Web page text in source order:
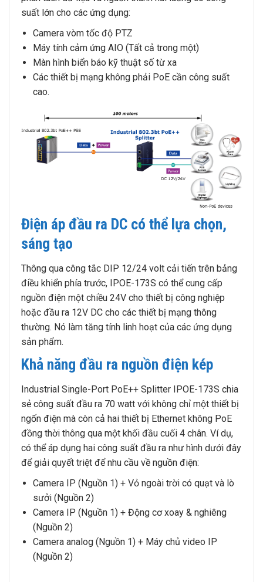
suất lớn cho các ứng dụng:
Camera vòm tốc độ PTZ
Máy tính cảm ứng AIO (Tất cả trong một)
Màn hình biển báo kỹ thuật số từ xa
Các thiết bị mạng không phải PoE cần công suất
cao.
Điện áp đầu ra DC có thể lựa chọn,
sáng tạo
Thông qua công tắc DIP 12/24 volt cải tiến trên bảng
điều khiển phía trước, IPOE-173S có thể cung cấp
nguồn điện một chiều 24V cho thiết bị công nghiệp
hoặc đầu ra 12V DC cho các thiết bị mạng thông
thường. Nó làm tăng tính linh hoạt của các ứng dụng
sản phẩm.
Khả năng đầu ra nguồn điện kép
Industrial Single-Port PoE++ Splitter IPOE-173S chia
sẻ công suất đầu ra 70 watt với không chỉ một thiết bị
ngốn điện mà còn cả hai thiết bị Ethernet không PoE
đồng thời thông qua một khối đầu cuối 4 chân. Ví dụ,
có thể áp dụng hai công suất đầu ra như hình dưới đây
để giải quyết triệt để nhu cầu về nguồn điện:
Camera IP (Nguồn 1) + Vỏ ngoài trời có quạt và lò
sưởi (Nguồn 2)
Camera IP (Nguồn 1) + Động cơ xoay & nghiêng
(Nguồn 2)
Camera analog (Nguồn 1) + Máy chủ video IP
(Nguồn 2)